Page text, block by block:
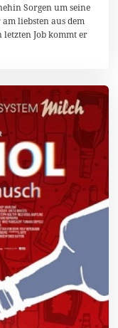
Sorgen um seine
liebsten aus dem
letzten Job kommt er